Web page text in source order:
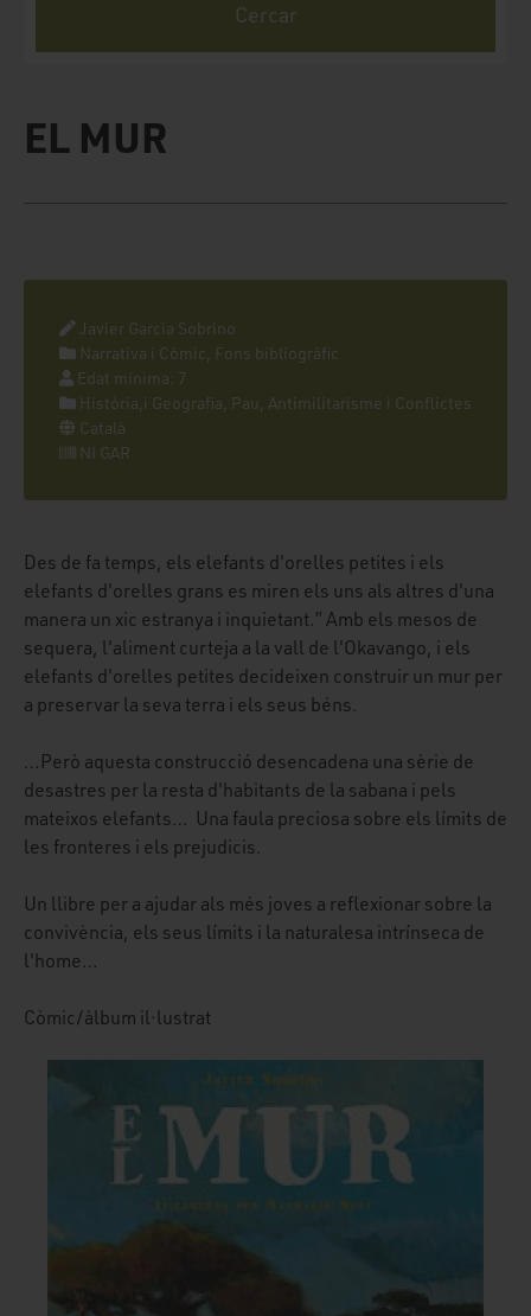
EL MUR
Javier Garcia Sobrino
Narrativa i Còmic, Fons bibliogràfic
Edat mínima: 7
Història,i Geografia, Pau, Antimilitarisme i Conflictes
Català
NI GAR
Des de fa temps, els elefants d'orelles petites i els
elefants d'orelles grans es miren els uns als altres d'una
manera un xic estranya i inquietant.” Amb els mesos de
sequera, l'aliment curteja a la vall de l'Okavango, i els
elefants d'orelles petites decideixen construir un mur per
a preservar la seva terra i els seus béns.
…Però aquesta construcció desencadena una sèrie de
desastres per la resta d'habitants de la sabana i pels
mateixos elefants… Una faula preciosa sobre els límits de
les fronteres i els prejudicis.
Un llibre per a ajudar als més joves a reflexionar sobre la
convivència, els seus límits i la naturalesa intrínseca de
l'home…
Còmic/àlbum il·lustrat